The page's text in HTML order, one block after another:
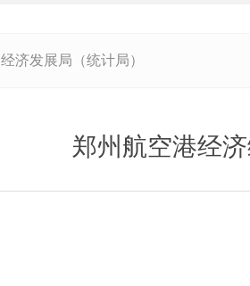
经济发展局（统计局）
郑州航空港经